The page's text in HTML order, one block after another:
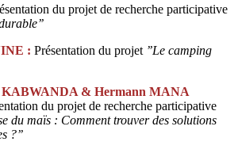
du projet de recherche participative
: Présentation du projet ’’Le camping
& Hermann MANA
du projet de recherche participative
du maïs : Comment trouver des solutions
?’’